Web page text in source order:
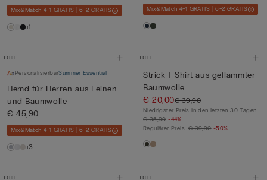
Mix&Match 4+1 GRATIS | 6+2 GRATIS
+1
Mix&Match 4+1 GRATIS | 6+2 GRATIS
PersonalisierbarSummer Essential
Hemd für Herren aus Leinen
und Baumwolle
€ 45,90
Mix&Match 4+1 GRATIS | 6+2 GRATIS
+3
Strick-T-Shirt aus geflammter
Baumwolle
€ 20,00€ 39,90
Niedrigster Preis in den letzten 30 Tagen:
€ 35,90 -44%
Regulärer Preis: € 39,90 -50%